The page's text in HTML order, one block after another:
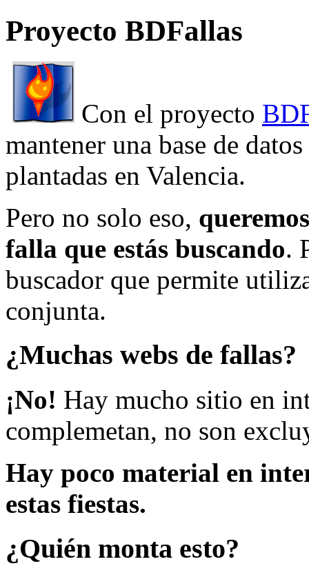
Proyecto BDFallas
Con el proyecto
mantener una base de
plantadas en Valencia.
Pero no solo eso,
falla que estás buscando.
buscador que permite
conjunta.
¿Muchas webs de fallas?
¡No! Hay mucho sitio en
complemetan, no son
Hay poco material en
estas fiestas.
¿Quién monta esto?